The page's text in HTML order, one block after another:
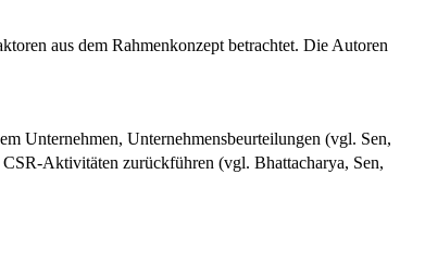
aus dem Rahmenkonzept betrachtet. Die Autoren
Unternehmen, Unternehmensbeurteilungen (vgl. Sen,
Aktivitäten zurückführen (vgl. Bhattacharya, Sen,